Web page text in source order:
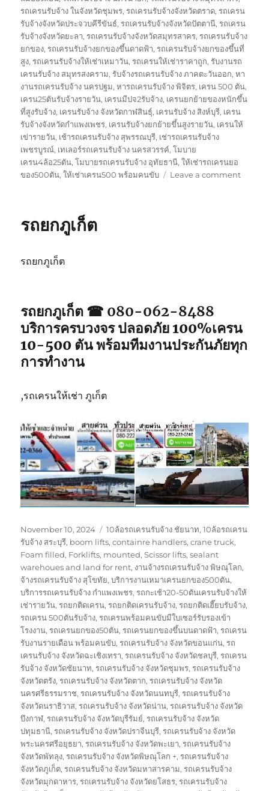
รถเครนรับจ้าง ในจังหวัดชุมพร,รถเครนรับจ้างจังหวัดตราด,รถเครน
รับจ้างจังหวัดประจวบคีรีขันธ์,รถเครนรับจ้างจังหวัดปัตตานี,รถเครน
รับจ้างจังหวัดยะลา,รถเครนรับจ้างจังหวัดสมุทรสาคร,รถเครนรับจ้าง
ยกของ,รถเครนรับจ้างยกของขึ้นดาดฟ้า,รถเครนรับจ้างยกของขึ้นที่
สูง,รถเครนรับจ้างให้เช่าเหมาวัน,รถเครนให้เช่าราคาถูก,รับงานรถ
เครนรับจ้าง สมุทรสงคราม,รับจ้างรถเครนรับจ้าง ภาคตะวันออก,หา
งานรถเครนรับจ้าง นครปฐม,หารถเครนรับจ้าง พิจิตร, เครน 500 ตัน,
เครน25ตันรับจ้างรายวัน, เครนมีปจ2รับจ้าง, เครนยกย้ายของหนักขึ้น
ที่สูงรับจ้าง, เครนรับจ้าง จังหวัดกาฬสินธุ์, เครนรับจ้าง สิงห์บุรี, เครน
รับจ้างจังหวัดกำแพงเพชร, เครนรับจ้างยกย้ายขึ้นสูงรายวัน, เครนให้
เข่ารายวัน, เช้ารถเครนรับจ้าง สุพรรณบุรี, เช่ารถเครนรับจ้าง
เพชรบูรณ์, เทเลอร์รถเครนรับจ้าง นครสวรรค์,โมบาย
เครน4ล้อ25ตัน,โมบายรถเครนรับจ้าง อุทัยธานี,ให้เช่ารถเครนยอ
ของ500ตัน,ให้เช่าเครน500 พร้อมคนขับ Leave a commenton
รถยกภูเก็ต
รถยกภูเก็ต
รถยกภูเก็ต ☎ 080-062-8488
บริการครบวงจร ปลอดภัย 100%เครน
10-500 ตัน พร้อมทีมงานประกันภัยทุก
การทำงาน
,รถเครนให้เช่า ภูเก็ต
Posted
on
November 10, 2024 Tags
10ล้อรถเครนรับจ้าง ชัยนาท,10ล้อรถเครน
รับจ้าง สระบุรี, boom lifts,containre handlers,crane truck,
Foam filled, Forklifts, mounted,Scissor lifts,sealant
warehoues and land for rent, งานจ้างรถเครนรับจ้าง พิษณุโลก,
จ้างรถเครนรับจ้าง สุโขทัย,บริการงานเหมาเครนยกของ500ตัน,
บริการรถเครนรับจ้าง กำแพงเพชร,รถกะเช้า20-50ตันเครนรับจ้างให้
เช่ารายวัน,รถยกติดเครน,รถยกติดเครนรับจ้าง,รถยกติดเฮี๊ยบรับจ้าง,
รถเครน 500ตันรับจ้าง,รถเครนพร้อมคนขับมีใบเซอร์รับรองเข้า
โรงงาน,รถเครนยกของ50ตัน,รถเครนยกของขึ้นบนดาดฟ้า,รถเครน
รับงานรายเดือน พร้อมคนขับ,รถเครนรับจ้าง จังหวัดขอนแก่น,รถ
เครนรับจ้าง จังหวัดฉะเชิงเทรา,รถเครนรับจ้าง จังหวัดชลบุรี,รถเครน
รับจ้าง จังหวัดชัยนาท,รถเครนรับจ้าง จังหวัดชุมพร,รถเครนรับจ้าง
จังหวัดตรัง,รถเครนรับจ้าง จังหวัดตาก,รถเครนรับจ้าง จังหวัด
นครศรีธรรมราช,รถเครนรับจ้าง จังหวัดนนทบุรี,รถเครนรับจ้าง
จังหวัดนราธิวาส,รถเครนรับจ้าง จังหวัดน่าน,รถเครนรับจ้าง จังหวัด
บึงกาฬ,รถเครนรับจ้าง จังหวัดบุรีรัมย์,รถเครนรับจ้าง จังหวัด
ปทุมธานี,รถเครนรับจ้าง จังหวัดปราจีนบุรี,รถเครนรับจ้าง จังหวัด
พระนครศรีอยุธยา,รถเครนรับจ้าง จังหวัดพะเยา,รถเครนรับจ้าง
จังหวัดพัทลุง,รถเครนรับจ้าง จังหวัดพิษณุโลก +,รถเครนรับจ้าง
จังหวัดภูเก็ต,รถเครนรับจ้าง จังหวัดมหาสารคาม,รถเครนรับจ้าง
จังหวัดมุกดาหาร,รถเครนรับจ้าง จังหวัดยโสธร,รถเครนรับจ้าง